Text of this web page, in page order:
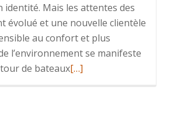
identité. Mais les attentes des
évolué et une nouvelle clientèle
au confort et plus
l’environnement se manifeste
de bateauxEn
[…]